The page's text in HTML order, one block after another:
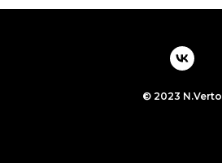
© 2023 N.Verto